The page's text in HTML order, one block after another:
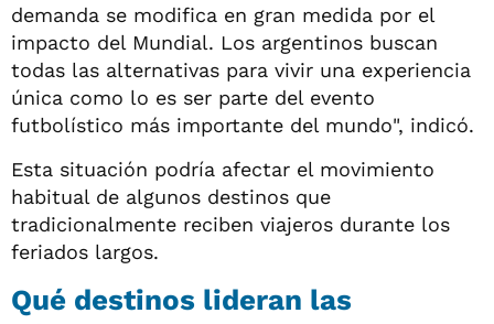
demanda se modifica en gran medida por el
impacto del Mundial. Los argentinos buscan
todas las alternativas para vivir una experiencia
única como lo es ser parte del evento
futbolístico más importante del mundo", indicó.
Esta situación podría afectar el movimiento
habitual de algunos destinos que
tradicionalmente reciben viajeros durante los
feriados largos.
Qué destinos lideran las